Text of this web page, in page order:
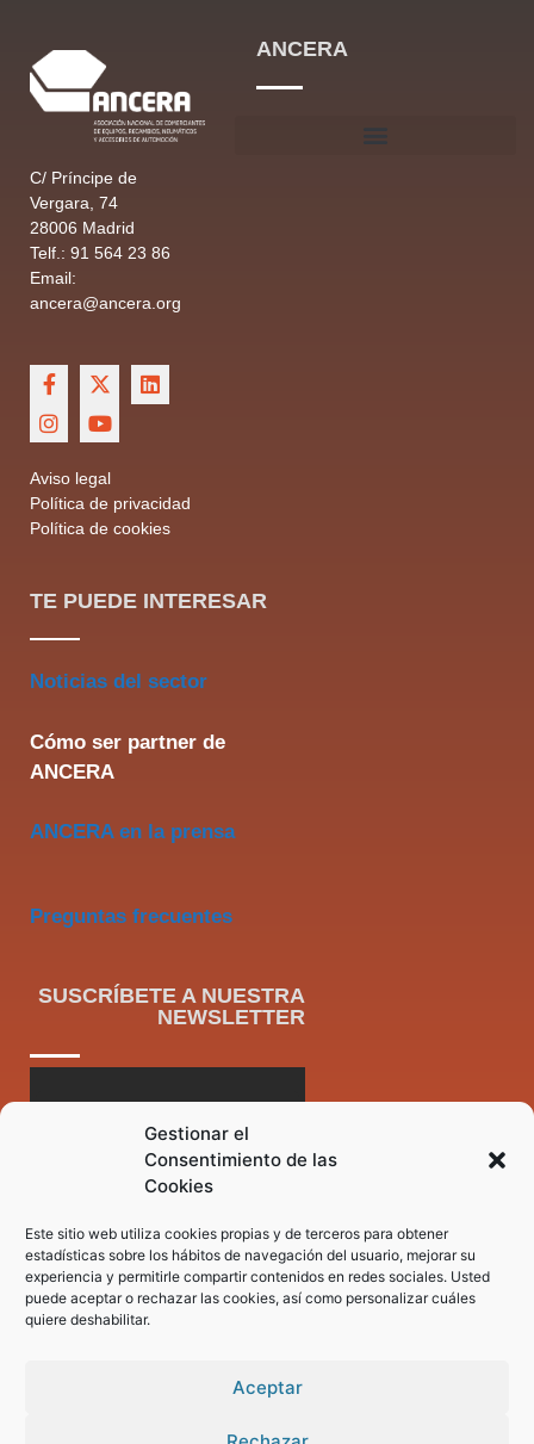
Gestionar el
Consentimiento de las
Cookies
Este sitio web utiliza cookies propias y de terceros para obtener
estadísticas sobre los hábitos de navegación del usuario, mejorar su
experiencia y permitirle compartir contenidos en redes sociales. Usted
puede aceptar o rechazar las cookies, así como personalizar cuáles
quiere deshabilitar.
Aceptar
C/ Príncipe de
Vergara, 74
28006 Madrid
Telf.: 91 564 23 86
Email:
ancera@ancera.org
Aviso legal
Política de privacidad
Política de cookies
ANCERA
TE PUEDE INTERESAR
Noticias del sector
Cómo ser partner de
ANCERA
ANCERA en la prensa
Preguntas frecuentes
SUSCRÍBETE A NUESTRA
NEWSLETTER